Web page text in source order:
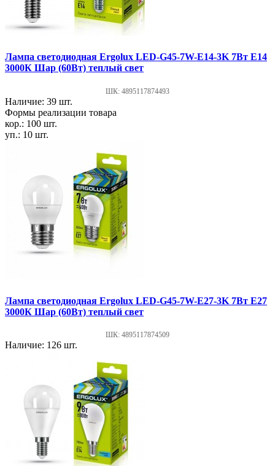
Лампа светодиодная Ergolux LED-G45-7W-E14-3K 7Вт Е14
3000К Шар (60Вт) теплый свет
ШК: 4895117874493
Наличие: 39 шт.
Формы реализации товара
кор.: 100 шт.
уп.: 10 шт.
Лампа светодиодная Ergolux LED-G45-7W-E27-3K 7Вт Е27
3000К Шар (60Вт) теплый свет
ШК: 4895117874509
Наличие: 126 шт.